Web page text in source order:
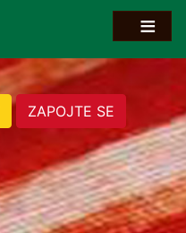
ZAPOJTE SE